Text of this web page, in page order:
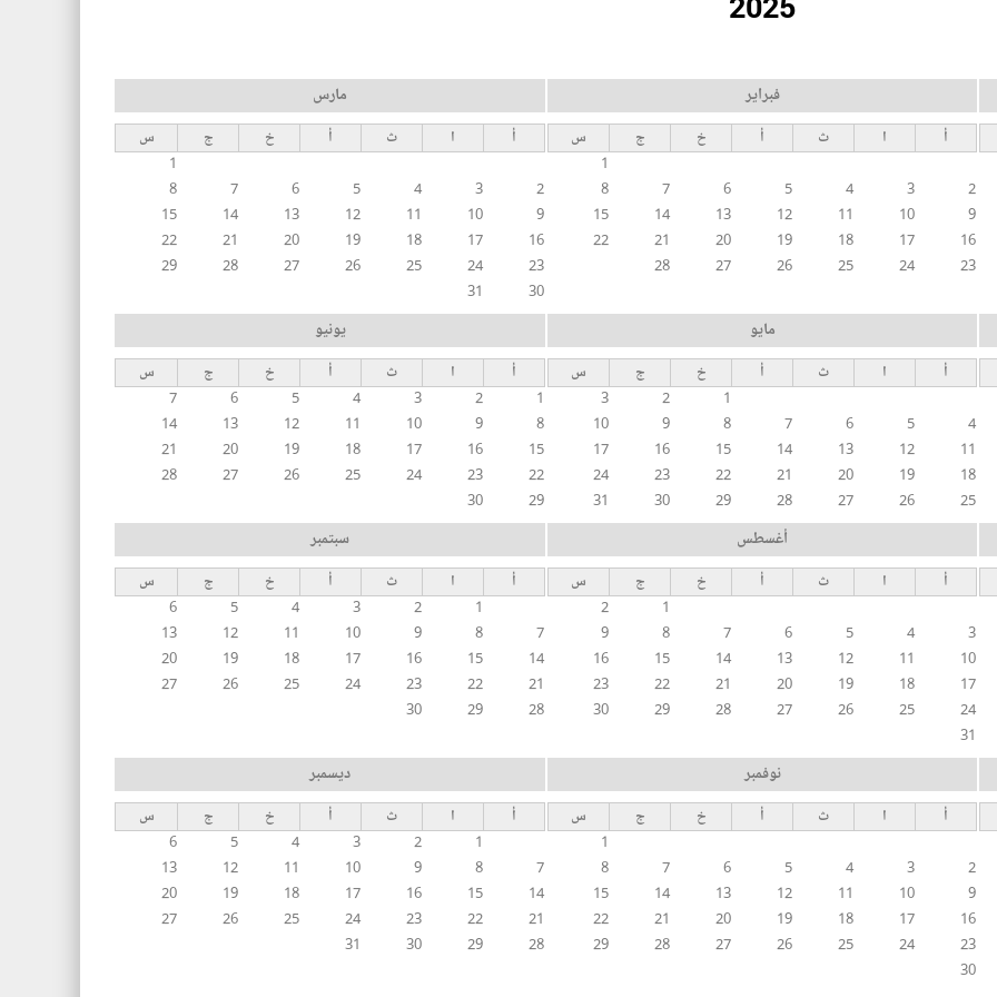
فبراير
أ ا ث أ خ ج
س
1
2
3
4
5
6
7
8
9
10
11
12
13
14
15
16
17
18
19
20
21
22
23
24
25
26
27
28
مارس
أ ا ث أ خ ج
س
1
2
3
4
5
6
7
8
9
10
11
12
13
14
15
16
17
18
19
20
21
22
23
24
25
26
27
28
29
30
31
مايو
أ ا ث أ خ ج
س
1
2
3
4
5
6
7
8
9
10
11
12
13
14
15
16
17
18
19
20
21
22
23
24
25
26
27
28
29
30
31
يونيو
أ ا ث أ خ ج
س
1
2
3
4
5
6
7
8
9
10
11
12
13
14
15
16
17
18
19
20
21
22
23
24
25
26
27
28
29
30
أغسطس
أ ا ث أ خ ج
س
1
2
3
4
5
6
7
8
9
10
11
12
13
14
15
16
17
18
19
20
21
22
23
24
25
26
27
28
29
30
31
سبتمبر
أ ا ث أ خ ج
س
1
2
3
4
5
6
7
8
9
10
11
12
13
14
15
16
17
18
19
20
21
22
23
24
25
26
27
28
29
30
نوفمبر
أ ا ث أ خ ج
س
1
2
3
4
5
6
7
8
9
10
11
12
13
14
15
16
17
18
19
20
21
22
23
24
25
26
27
28
29
30
ديسمبر
أ ا ث أ خ ج
س
1
2
3
4
5
6
7
8
9
10
11
12
13
14
15
16
17
18
19
20
21
22
23
24
25
26
27
28
29
30
31